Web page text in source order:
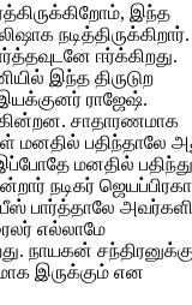
இந்த
நடித்திருக்கிறார்.
ஈர்க்கிறது.
இந்த திருடுற
ராஜேஷ்.
சாதாரணமாக
மனதில் பதிந்தாலே
மனதில் பதிந்து
நடிகர்
பார்த்தாலே
எல்லாமே
நாயகன்
இருக்கும் என